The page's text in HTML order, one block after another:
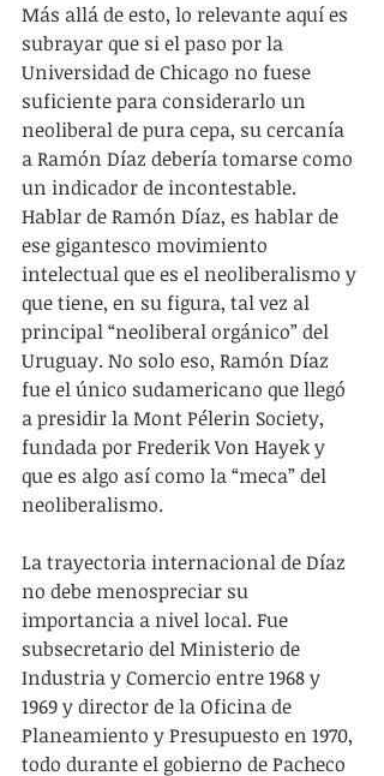
Más allá de esto, lo relevante aquí es
subrayar que si el paso por la
Universidad de Chicago no fuese
suficiente para considerarlo un
neoliberal de pura cepa, su cercanía
a Ramón Díaz debería tomarse como
un indicador de incontestable.
Hablar de Ramón Díaz, es hablar de
ese gigantesco movimiento
intelectual que es el neoliberalismo y
que tiene, en su figura, tal vez al
principal “neoliberal orgánico” del
Uruguay. No solo eso, Ramón Díaz
fue el único sudamericano que llegó
a presidir la Mont Pélerin Society,
fundada por Frederik Von Hayek y
que es algo así como la “meca” del
neoliberalismo.
La trayectoria internacional de Díaz
no debe menospreciar su
importancia a nivel local. Fue
subsecretario del Ministerio de
Industria y Comercio entre 1968 y
1969 y director de la Oficina de
Planeamiento y Presupuesto en 1970,
todo durante el gobierno de Pacheco